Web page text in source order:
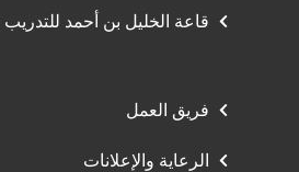
قاعة الخليل بن أحمد
فريق العمل
الرعاية والإعلانات